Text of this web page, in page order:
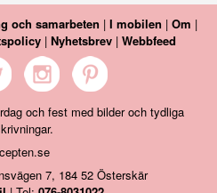
och samarbeten | I mobilen | Om |
| Nyhetsbrev| Webbfeed
och fest med bilder och tydliga
7, 184 52 Österskär